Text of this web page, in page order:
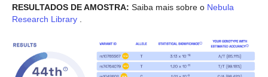
RESULTADOS DE AMOSTRA: Saiba mais sobre o Nebula
Research Library